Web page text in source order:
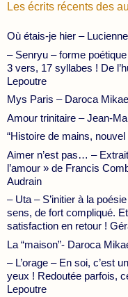
Les écrits récents des
Où étais-je hier –
– Senryu – forme
3 vers, 17 syllabes ! De
Lepoutre
Mys Paris – Daroca
Amour trinitaire – Jean-
“Histoire de mains,
Aimer n’est pas… –
l’amour » de Francis
Audrain
– Uta – S’initier à la
sens, de fort compliqué.
satisfaction en retour !
La “maison”- Daroca
– L’orage – En soi, c’est
yeux ! Redoutée parfois,
Lepoutre